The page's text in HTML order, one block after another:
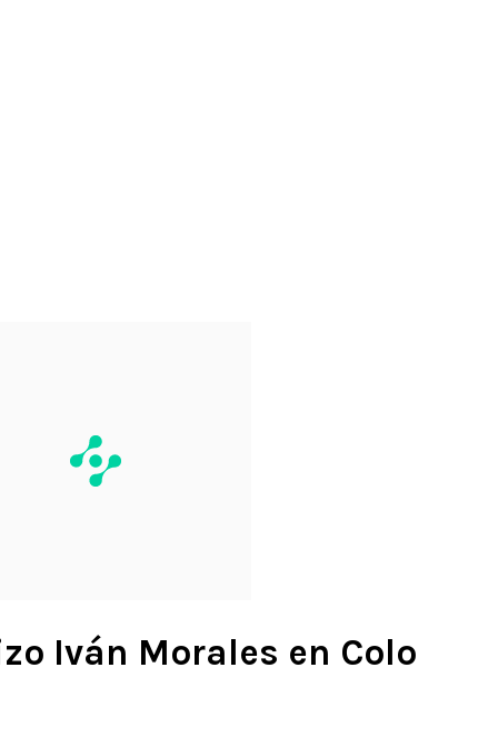
Iván Morales en Colo